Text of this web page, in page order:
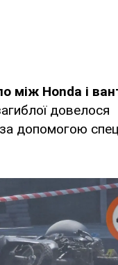
між Honda і
довелося
допомогою